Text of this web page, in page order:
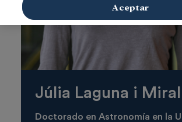
Júlia Laguna i
Doctorado en Astronomía en la
Aceptar